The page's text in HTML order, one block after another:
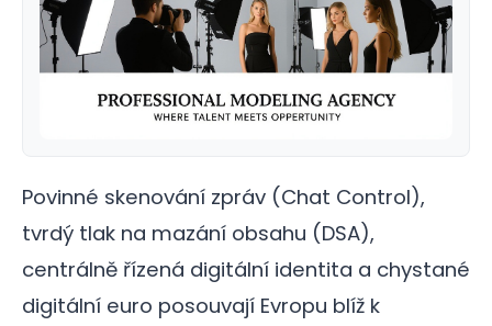
Povinné skenování zpráv (Chat Control),
tvrdý tlak na mazání obsahu (DSA),
centrálně řízená digitální identita a chystané
digitální euro posouvají Evropu blíž k